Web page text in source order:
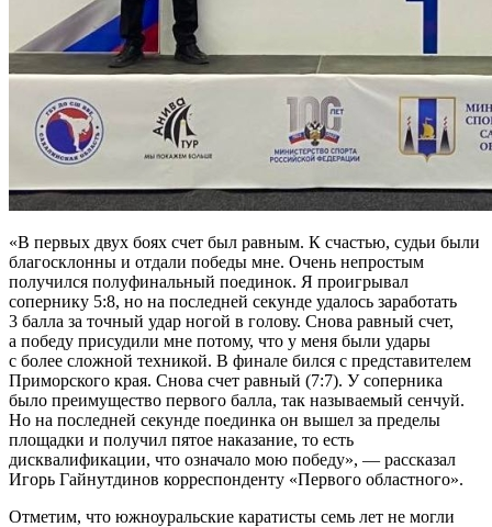
«В первых двух боях счет был равным. К счастью, судьи были
благосклонны и отдали победы мне. Очень непростым
получился полуфинальный поединок. Я проигрывал
сопернику 5:8, но на последней секунде удалось заработать
3 балла за точный удар ногой в голову. Снова равный счет,
а победу присудили мне потому, что у меня были удары
с более сложной техникой. В финале бился с представителем
Приморского края. Снова счет равный (7:7). У соперника
было преимущество первого балла, так называемый сенчуй.
Но на последней секунде поединка он вышел за пределы
площадки и получил пятое наказание, то есть
дисквалификации, что означало мою победу», — рассказал
Игорь Гайнутдинов корреспонденту «Первого областного».
Отметим, что южноуральские каратисты семь лет не могли